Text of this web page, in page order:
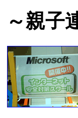
～親子